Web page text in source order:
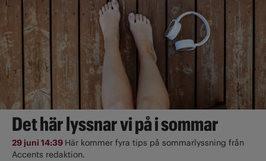
Det här lyssnar vi på i sommar
29 juni 14:39 Här kommer fyra tips på sommarlyssning från
Accents redaktion.